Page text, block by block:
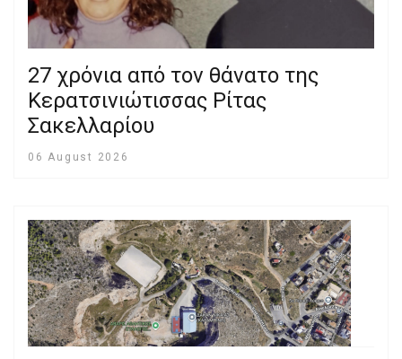
27 χρόνια από τον θάνατο της
Κερατσινιώτισσας Ρίτας
Σακελλαρίου
06 August 2026